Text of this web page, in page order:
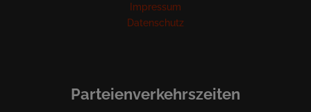
Impressum
Datenschutz
Parteienverkehrszeiten